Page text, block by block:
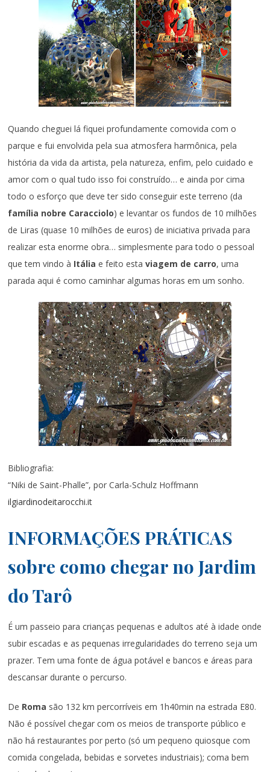
Quando cheguei lá fiquei profundamente comovida com o
parque e fui envolvida pela sua atmosfera harmônica, pela
história da vida da artista, pela natureza, enfim, pelo cuidado e
amor com o qual tudo isso foi construído… e ainda por cima
todo o esforço que deve ter sido conseguir este terreno (da
família nobre Caracciolo) e levantar os fundos de 10 milhões
de Liras (quase 10 milhões de euros) de iniciativa privada para
realizar esta enorme obra… simplesmente para todo o pessoal
que tem vindo à Itália e feito estaviagem de carro, uma
parada aqui é como caminhar algumas horas em um sonho.
Bibliografia:
“Niki de Saint-Phalle”, por Carla-Schulz Hoffmann
ilgiardinodeitarocchi.it
INFORMAÇÕES PRÁTICAS
sobre como chegar no Jardim
do Tarô
É um passeio para crianças pequenas e adultos até à idade onde
subir escadas e as pequenas irregularidades do terreno seja um
prazer. Tem uma fonte de água potável e bancos e áreas para
descansar durante o percurso.
De Roma são 132 km percorríveis em 1h40min na estrada E80.
Não é possível chegar com os meios de transporte público e
não há restaurantes por perto (só um pequeno quiosque com
comida congelada, bebidas e sorvetes industriais); coma bem